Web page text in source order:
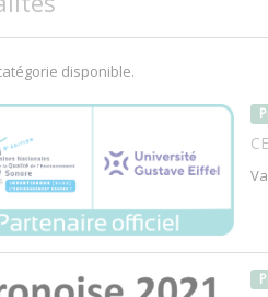
disponible.